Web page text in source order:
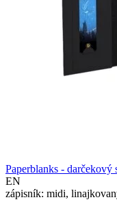
Paperblanks - darčekový
EN
zápisník: midi,